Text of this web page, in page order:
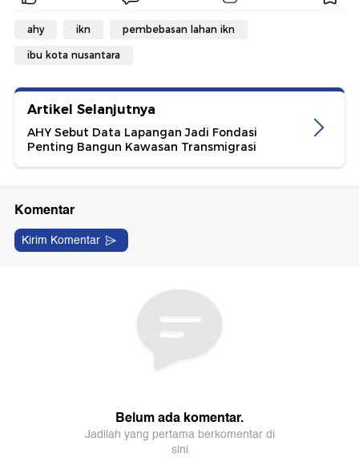
ahy ikn pembebasan lahan ikn
ibu kota nusantara
Artikel Selanjutnya
AHY Sebut Data Lapangan Jadi Fondasi
Penting Bangun Kawasan Transmigrasi